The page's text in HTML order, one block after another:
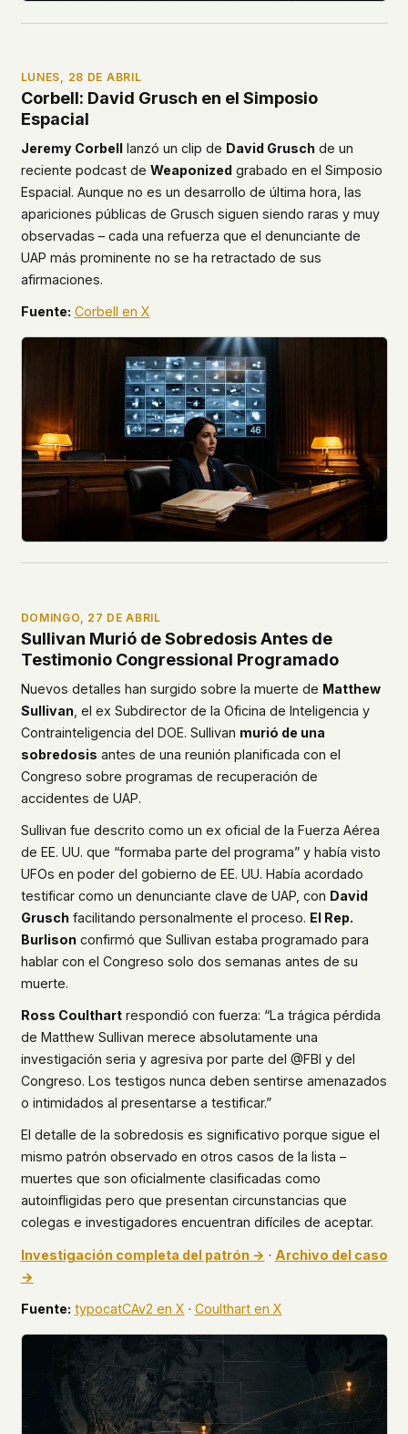
LUNES, 28 DE ABRIL
Corbell: David Grusch en el Simposio
Espacial
Jeremy Corbelllanzó un clip de David Gruschde un
reciente podcast de Weaponizedgrabado en el Simposio
Espacial. Aunque no es un desarrollo de última hora, las
apariciones públicas de Grusch siguen siendo raras y muy
observadas – cada una refuerza que el denunciante de
UAP más prominente no se ha retractado de sus
afirmaciones.
Fuente: Corbell en X
DOMINGO, 27 DE ABRIL
Sullivan Murió de Sobredosis Antes de
Testimonio Congressional Programado
Nuevos detalles han surgido sobre la muerte de Matthew
Sullivan, el ex Subdirector de la Oficina de Inteligencia y
Contrainteligencia del DOE. Sullivan murió de una
sobredosis antes de una reunión planificada con el
Congreso sobre programas de recuperación de
accidentes de UAP.
Sullivan fue descrito como un ex oficial de la Fuerza Aérea
de EE. UU. que “formaba parte del programa” y había visto
UFOs en poder del gobierno de EE. UU. Había acordado
testificar como un denunciante clave de UAP, con David
Gruschfacilitando personalmente el proceso. El Rep.
Burlisonconfirmó que Sullivan estaba programado para
hablar con el Congreso solo dos semanas antes de su
muerte.
Ross Coulthartrespondió con fuerza: “La trágica pérdida
de Matthew Sullivan merece absolutamente una
investigación seria y agresiva por parte del @FBI y del
Congreso. Los testigos nunca deben sentirse amenazados
o intimidados al presentarse a testificar.”
El detalle de la sobredosis es significativo porque sigue el
mismo patrón observado en otros casos de la lista –
muertes que son oficialmente clasificadas como
autoinfligidas pero que presentan circunstancias que
colegas e investigadores encuentran difíciles de aceptar.
Investigación completa del patrón → · Archivo del caso
→
Fuente: typocatCAv2 en X · Coulthart en X